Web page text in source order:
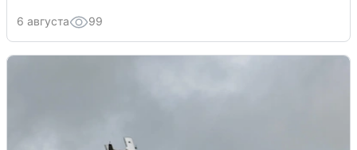
6 августа 99